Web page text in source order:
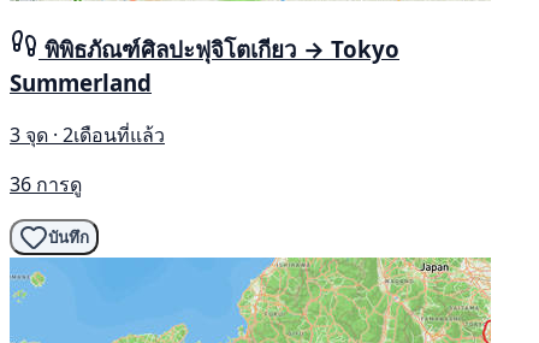
พิพิธภัณฑ์ศิลปะฟุจิโตเกียว → Tokyo
Summerland
3 จุด · 2เดือนที่แล้ว
36 การดู
บันทึก